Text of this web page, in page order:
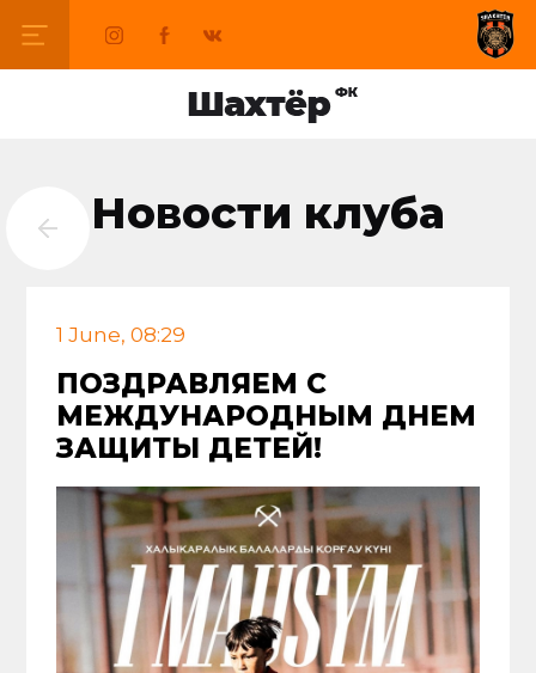
Новости клуба
1 June, 08:29
ПОЗДРАВЛЯЕМ С
МЕЖДУНАРОДНЫМ ДНЕМ
ЗАЩИТЫ ДЕТЕЙ!